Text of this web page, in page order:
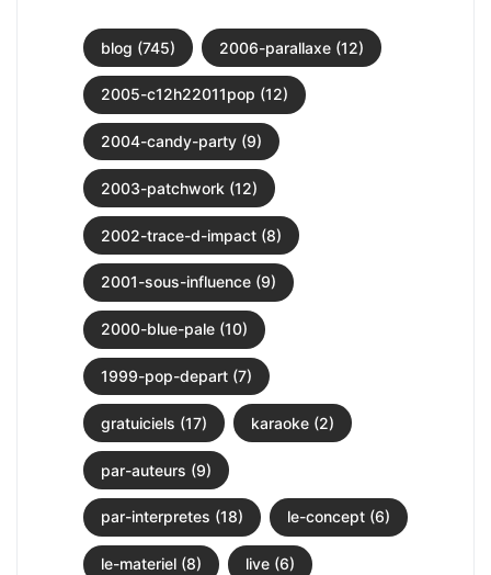
blog (745) 2006-parallaxe (12)
2005-c12h22011pop (12)
2004-candy-party (9)
2003-patchwork (12)
2002-trace-d-impact (8)
2001-sous-influence (9)
2000-blue-pale (10)
1999-pop-depart (7)
gratuiciels (17) karaoke (2)
par-auteurs (9)
par-interpretes (18) le-concept (6)
le-materiel (8) live (6)